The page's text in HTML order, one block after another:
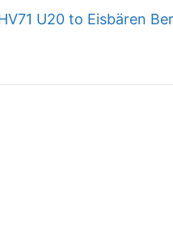
U20 to Eisbären